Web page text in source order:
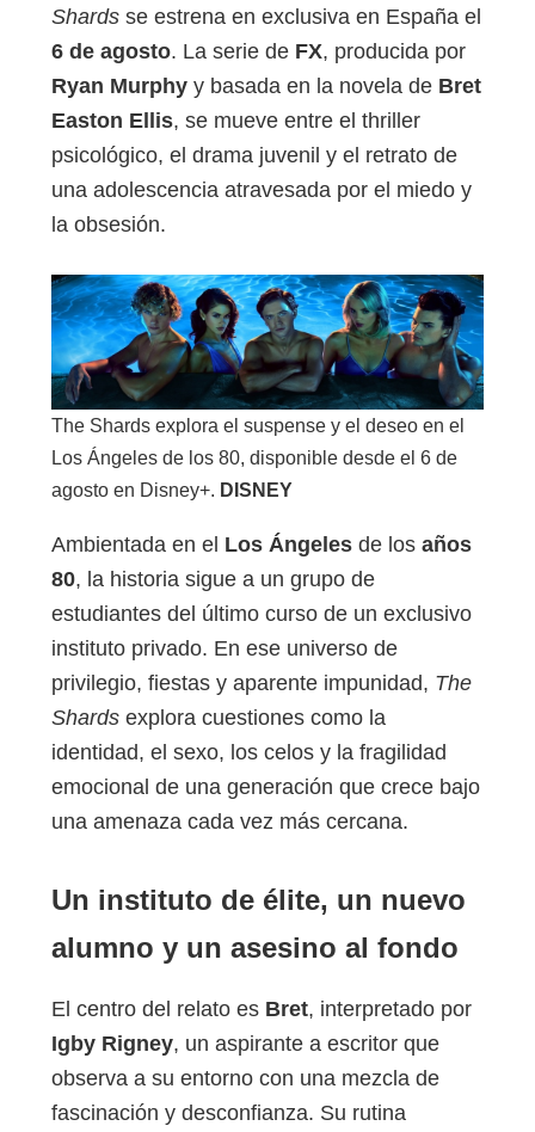
Shards se estrena en exclusiva en España el
6 de agosto. La serie de FX, producida por
Ryan Murphy y basada en la novela de Bret
Easton Ellis, se mueve entre el thriller
psicológico, el drama juvenil y el retrato de
una adolescencia atravesada por el miedo y
la obsesión.
The Shards explora el suspense y el deseo en el
Los Ángeles de los 80, disponible desde el 6 de
agosto en Disney+. DISNEY
Ambientada en el Los Ángeles de los años
80, la historia sigue a un grupo de
estudiantes del último curso de un exclusivo
instituto privado. En ese universo de
privilegio, fiestas y aparente impunidad, The
Shards explora cuestiones como la
identidad, el sexo, los celos y la fragilidad
emocional de una generación que crece bajo
una amenaza cada vez más cercana.
Un instituto de élite, un nuevo
alumno y un asesino al fondo
El centro del relato es Bret, interpretado por
Igby Rigney, un aspirante a escritor que
observa a su entorno con una mezcla de
fascinación y desconfianza. Su rutina